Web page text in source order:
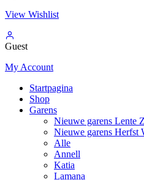
View Wishlist
Guest
My Account
Startpagina
Shop
Garens
Nieuwe garens Lente
Nieuwe garens Herfst
Alle
Annell
Katia
Lamana